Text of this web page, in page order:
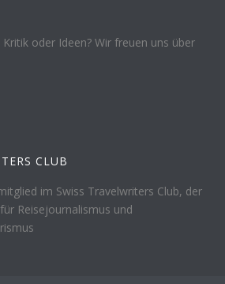
oder Ideen? Wir freuen uns über
CLUB
im Swiss Travelwriters Club, der
Reisejournalismus und